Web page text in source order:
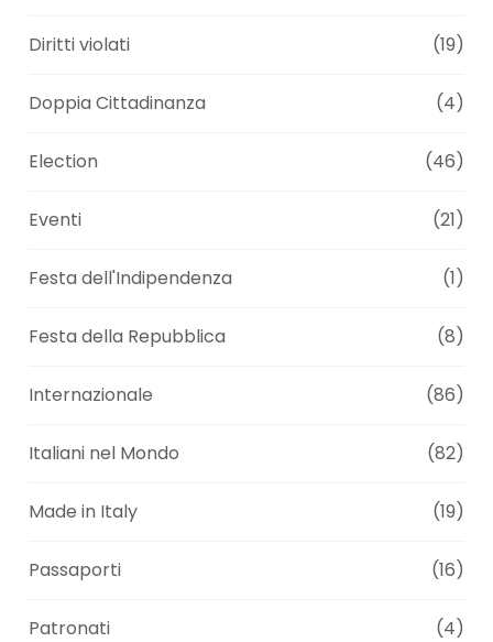
Diritti violati (19)
Doppia Cittadinanza (4)
Election (46)
Eventi (21)
Festa dell'Indipendenza (1)
Festa della Repubblica (8)
Internazionale (86)
Italiani nel Mondo (82)
Made in Italy (19)
Passaporti (16)
Patronati (4)